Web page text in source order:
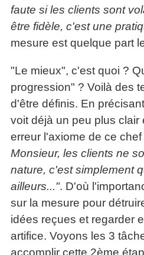
faute si les clients sont
être fidèle, c'est une
mesure est quelque part
"Le mieux", c'est quoi ?
progression" ? Voilà des
d'être définis. En
voit déjà un peu plus clair
erreur l'axiome de ce
Monsieur, les clients ne
nature, c'est simplement
ailleurs...". D'où
sur la mesure pour
idées reçues et regarder
artifice. Voyons les 3
accomplir cette 2ème